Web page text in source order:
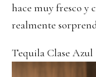
hace muy fresco y
realmente
Tequila Clase Azul